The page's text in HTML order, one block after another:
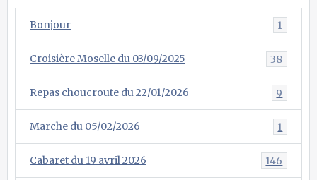
Bonjour 1
Croisière Moselle du 03/09/2025 38
Repas choucroute du 22/01/2026 9
Marche du 05/02/2026 1
Cabaret du 19 avril 2026 146